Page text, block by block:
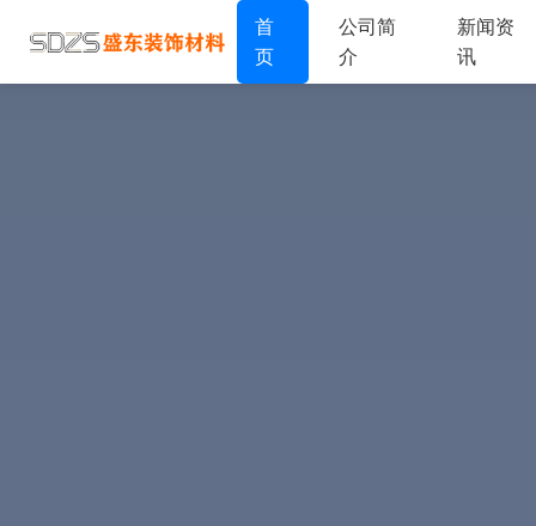
首
页
公司简
介
新闻资
讯